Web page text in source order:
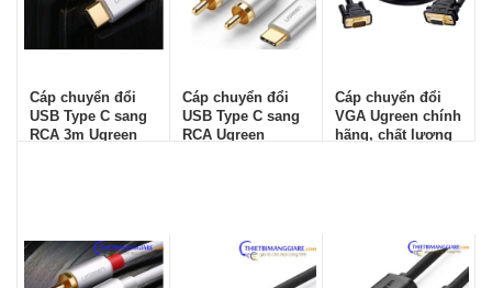
Cáp chuyển đổi
USB Type C sang
RCA 3m Ugreen
Cáp chuyển đổi
USB Type C sang
RCA Ugreen
Cáp chuyển đổi
VGA Ugreen chính
hãng, chất lượng